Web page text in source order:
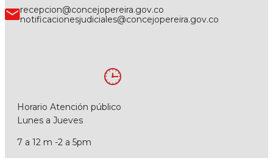
recepcion@concejopereira.gov.co
notificacionesjudiciales@concejopereira.gov.co
Horario Atención público
Lunes a Jueves
7 a 12 m -2 a 5pm